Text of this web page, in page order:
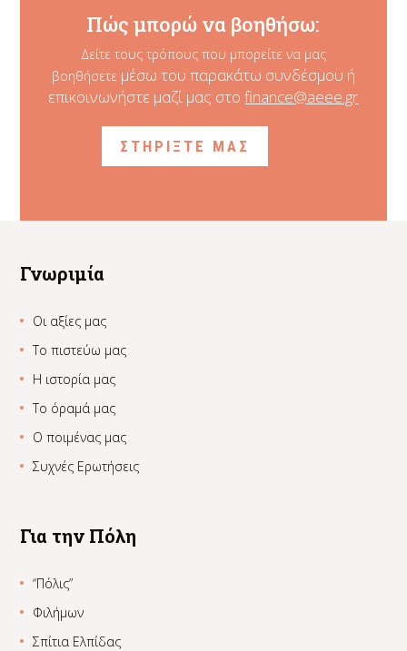
Πώς μπορώ να βοηθήσω:
Δείτε τους τρόπους που μπορείτε να μας
βοηθήσετε μέσω του παρακάτω συνδέσμου ή
επικοινωνήστε μαζί μας στοfinance@aeee.gr
ΣΤΗΡΙΞΤΕ ΜΑΣ
Γνωριμία
Οι αξίες μας
Το πιστεύω μας
Η ιστορία μας
Το όραμά μας
Ο ποιμένας μας
Συχνές Ερωτήσεις
Για την Πόλη
“Πόλις”
Φιλήμων
Σπίτια Ελπίδας